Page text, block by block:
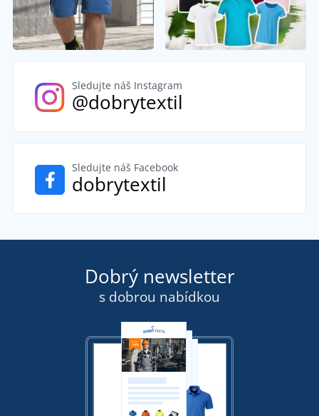
Sledujte náš Instagram
@dobrytextil
Sledujte náš Facebook
dobrytextil
Dobrý newsletter
s dobrou nabídkou